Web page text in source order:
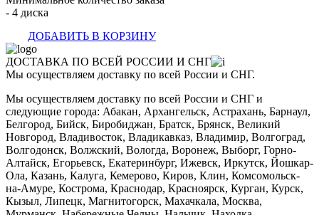
- 4 диска
ДОБАВИТЬ В КОРЗИНУ
ДОСТАВКА ПО ВСЕЙ РОССИИ И СНГ
Мы осуществляем доставку по всей России и СНГ.
Мы осуществляем доставку по всей России и СНГ и
следующие города: Абакан, Архангельск, Астрахань, Барнаул,
Белгород, Бийск, Биробиджан, Братск, Брянск, Великий
Новгород, Владивосток, Владикавказ, Владимир, Волгоград,
Волгодонск, Волжский, Вологда, Воронеж, Выборг, Горно-
Алтайск, Егорьевск, Екатеринбург, Ижевск, Иркутск, Йошкар-
Ола, Казань, Калуга, Кемерово, Киров, Клин, Комсомольск-
на-Амуре, Кострома, Краснодар, Красноярск, Курган, Курск,
Кызыл, Липецк, Магнитогорск, Махачкала, Москва,